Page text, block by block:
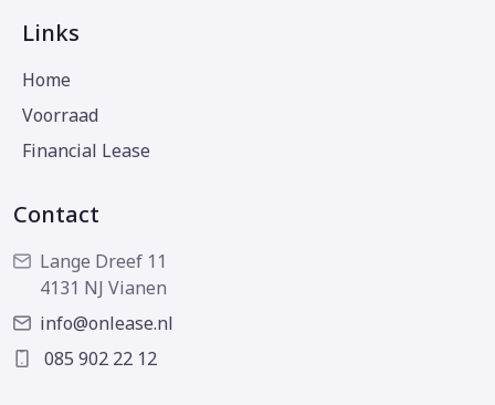
Links
Home
Voorraad
Financial Lease
Contact
Lange Dreef 11
4131 NJ Vianen
info@onlease.nl
085 902 22 12